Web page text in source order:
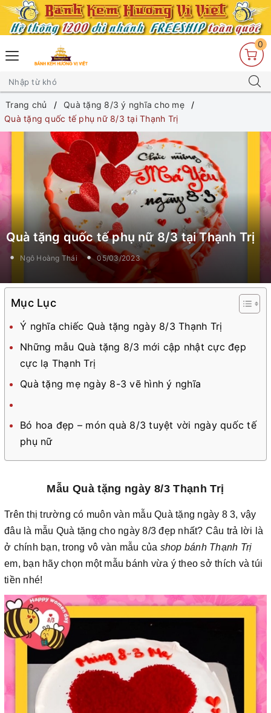
0
Trang chủ
Quà tặng 8/3 ý nghĩa cho mẹ
Quà tặng quốc tế phụ nữ 8/3 tại Thạnh Trị
Quà tặng quốc tế phụ nữ 8/3 tại Thạnh Trị
Ngô Hoàng Thái 05/03/2023
Mục Lục
Ý nghĩa chiếc Quà tặng ngày 8/3 Thạnh Trị
Những mẫu Quà tặng 8/3 mới cập nhật cực đẹp
cực lạ Thạnh Trị
Quà tặng mẹ ngày 8-3 vẽ hình ý nghĩa
Bó hoa đẹp – món quà 8/3 tuyệt vời ngày quốc tế
phụ nữ
Mẫu Quà tặng ngày 8/3 Thạnh Trị
Trên thị trường có muôn vàn mẫu Quà tặng ngày 8 3, vậy
đâu là mẫu Quà tặng cho ngày 8/3 đẹp nhất? Câu trả lời là
ở chính bạn, trong vô vàn mẫu của shop bánh Thạnh Trị
em, bạn hãy chọn một mẫu bánh vừa ý theo sở thích và túi
tiền nhé!